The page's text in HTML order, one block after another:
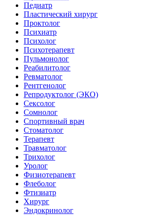
Педиатр
Пластический хирург
Проктолог
Психиатр
Психолог
Психотерапевт
Пульмонолог
Реабилитолог
Ревматолог
Рентгенолог
Репродуктолог (ЭКО)
Сексолог
Сомнолог
Спортивный врач
Стоматолог
Терапевт
Травматолог
Трихолог
Уролог
Физиотерапевт
Флеболог
Фтизиатр
Хирург
Эндокринолог